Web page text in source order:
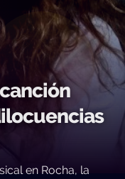
en Rocha, la